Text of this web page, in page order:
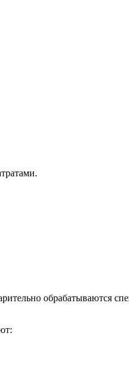
обрабатываются